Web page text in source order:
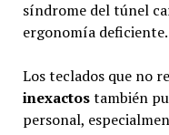
síndrome del túnel
ergonomía deficiente.
Los teclados que no
inexactostambién
personal,